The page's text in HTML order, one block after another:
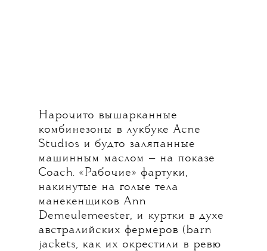
Нарочито вышарканные
комбинезоны в лукбуке Acne
Studios и будто заляпанные
машинным маслом — на показе
Coach. «Рабочие» фартуки,
накинутые на голые тела
манекенщиков Ann
Demeulemeester, и куртки в духе
австралийских фермеров (barn
jackets, как их окрестили в ревю